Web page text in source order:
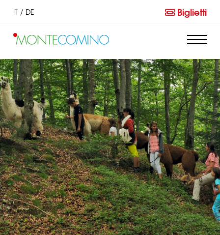
IT DE Biglietti